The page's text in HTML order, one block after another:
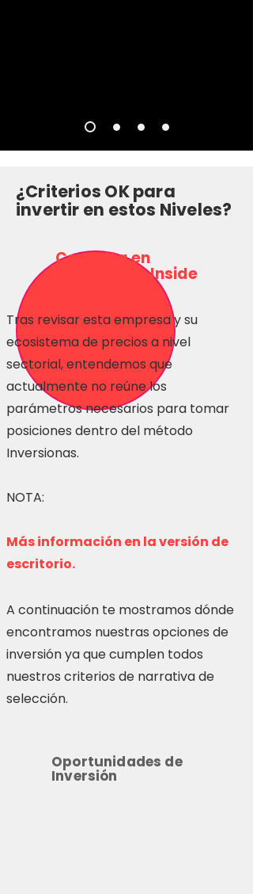
¿Criterios OK para
invertir en estos Niveles?
Consulta en
Inversionas Inside
Tras revisar esta empresa y su
ecosistema de precios a nivel
sectorial, entendemos que
actualmente no reúne los
parámetros necesarios para tomar
posiciones dentro del método
Inversionas.
NOTA:
Más información en la versión de
escritorio.
A continuación te mostramos dónde
encontramos nuestras opciones de
inversión ya que cumplen todos
nuestros criterios de narrativa de
selección.
Oportunidades de
Inversión